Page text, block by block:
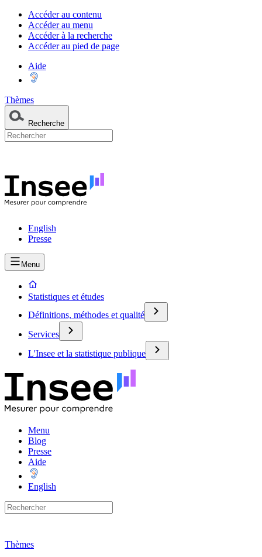
Accéder au contenu
Accéder au menu
Accéder à la recherche
Accéder au pied de page
Aide
Thèmes
Recherche
English
Presse
Menu
Statistiques et études
Définitions, méthodes et qualité
Services
L'Insee et la statistique publique
Menu
Blog
Presse
Aide
English
Thèmes